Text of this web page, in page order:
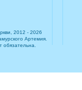
2012 - 2026
Артемия.
обязательна.